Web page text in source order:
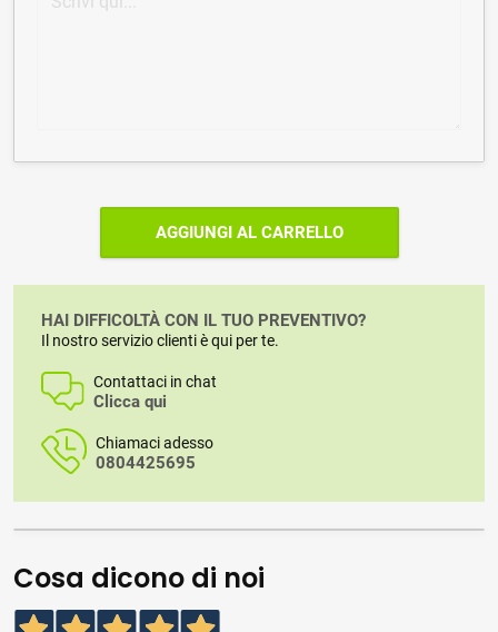
AGGIUNGI AL CARRELLO
HAI DIFFICOLTÀ CON IL TUO PREVENTIVO?
Il nostro servizio clienti è qui per te.
Contattaci in chat
Clicca qui
Chiamaci adesso
0804425695
Cosa dicono di noi